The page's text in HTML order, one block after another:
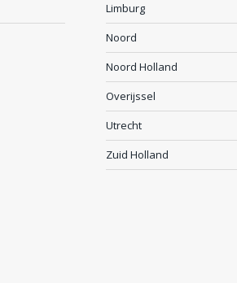
Limburg
Noord
Noord Holland
Overijssel
Utrecht
Zuid Holland